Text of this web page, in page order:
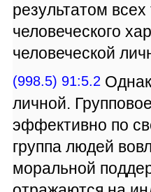
результатом
человеческого
человеческой
(998.5) 91:5.2
личной.
эффективно по
группа людей
моральной